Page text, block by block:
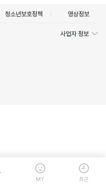
청소년보호정책 영상정보
사업자 정보
MY 최근